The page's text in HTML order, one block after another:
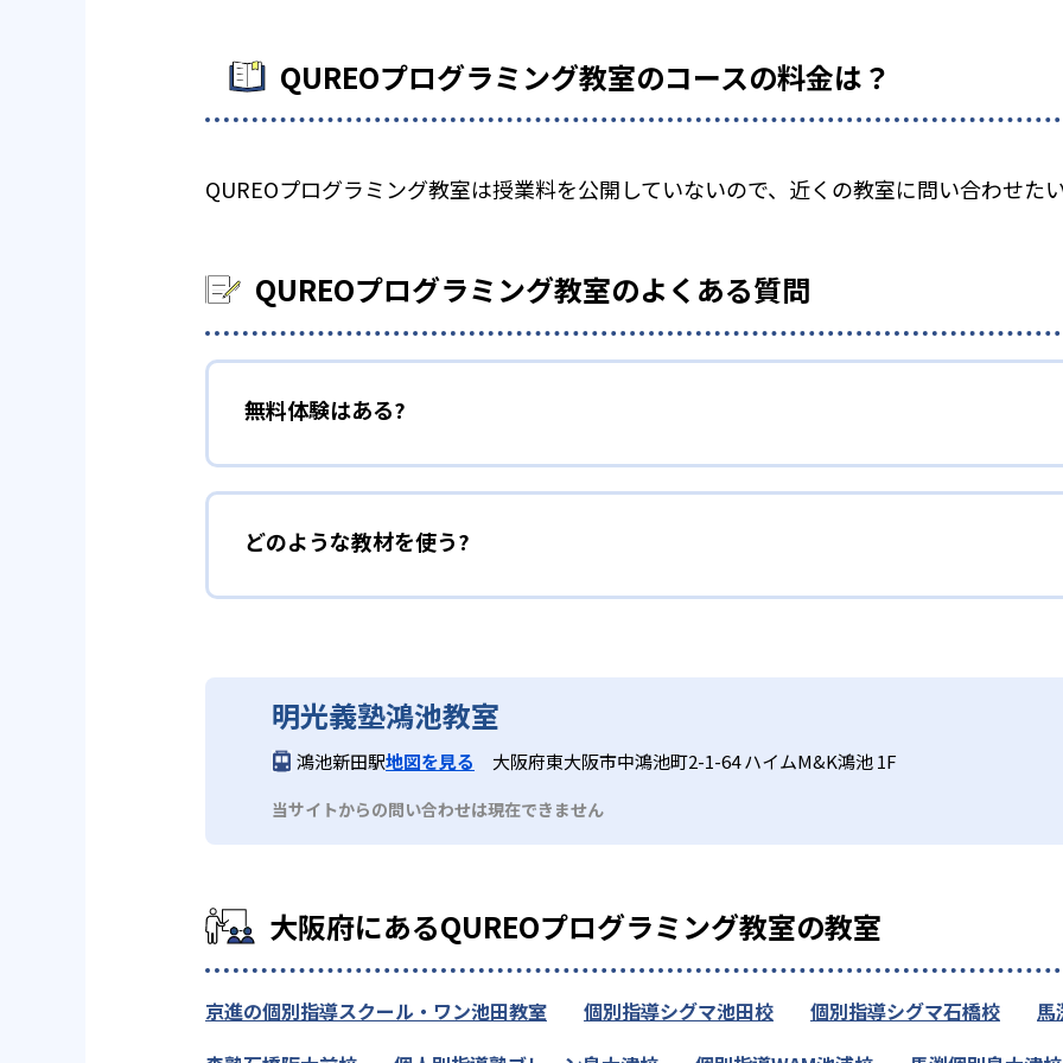
QUREOプログラミング教室のコースの料金は？
QUREOプログラミング教室は授業料を公開していないので、近くの教室に問い合わせた
QUREOプログラミング教室のよくある質問
無料体験はある?
どのような教材を使う?
明光義塾鴻池教室
鴻池新田駅地図を見る 大阪府東大阪市中鴻池町2-1-64 ハイムM&K鴻池 1F
当サイトからの問い合わせは現在できません
大阪府にあるQUREOプログラミング教室の教室
京進の個別指導スクール・ワン池田教室 個別指導シグマ池田校 個別指導シグマ石橋校
馬